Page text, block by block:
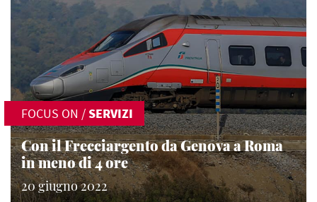
FOCUS ON /SERVIZI
Con il Frecciargento da Genova a Roma
in meno di 4 ore
20 giugno 2022